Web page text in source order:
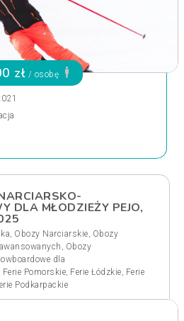
zł / osobę
DLA MŁODZIEŻY PEJO,
, Obozy Narciarskie, Obozy
, Obozy
dla
Ferie Pomorskie, Ferie Łódzkie, Ferie
Podkarpackie